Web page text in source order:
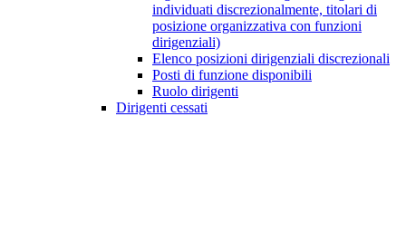
individuati discrezionalmente, titolari di
posizione organizzativa con funzioni
dirigenziali)
Elenco posizioni dirigenziali discrezionali
Posti di funzione disponibili
Ruolo dirigenti
Dirigenti cessati